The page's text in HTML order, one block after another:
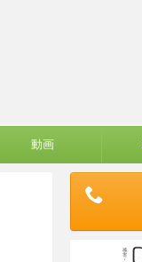
動画